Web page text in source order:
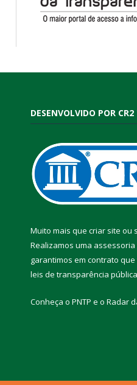
DESENVOLVIDO POR
Muito mais que criar site ou
Realizamos uma assessoria
garantimos em contrato
leis de transparência pública
Conheça o PNTP e o Radar